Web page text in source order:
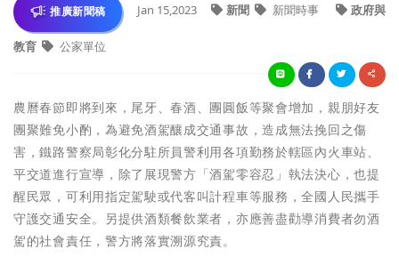
推廣新聞稿 Jan 15,2023 新聞 新聞時事 政府與
教育 公家單位
農曆春節即將到來，尾牙、春酒、團圓飯等聚會增加，親朋好友
團聚難免小酌，為避免酒駕釀成交通事故，造成無法挽回之傷
害，鐵路警察局彰化分駐所員警利用各項勤務於轄區內火車站、
平交道進行宣導，除了展現警方「酒駕零容忍」執法決心，也提
醒民眾，可利用指定駕駛或代客叫計程車等服務，全國人民攜手
守護交通安全。另提供酒類餐飲業者，亦應善盡勸導消費者勿酒
駕的社會責任，警方將落實溯源究責。